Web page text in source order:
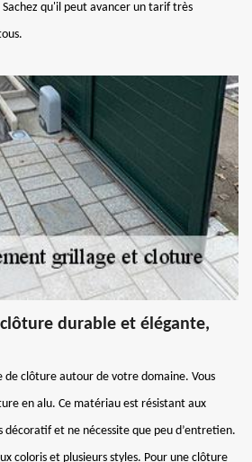
qu'il peut avancer un tarif très
durable et élégante,
de clôture autour de votre domaine. Vous
en alu. Ce matériau est résistant aux
décoratif et ne nécessite que peu d’entretien.
coloris et plusieurs styles. Pour une clôture